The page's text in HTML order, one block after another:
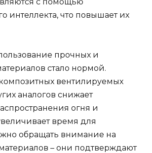
интеллекта, что повышает их
прочных и
стало нормой.
вентилируемых
аналогов снижает
огня и
время для
обращать внимание на
– они подтверждают